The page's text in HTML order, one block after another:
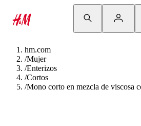
hm.com
/Mujer
/Enterizos
/Cortos
/Mono corto en mezcla de viscosa